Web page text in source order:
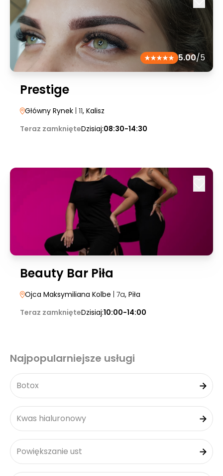
5.00/5
Prestige
Główny Rynek | 11, Kalisz
Teraz zamknięteDzisiaj:08:30-14:30
Beauty Bar Piła
Ojca Maksymiliana Kolbe | 7a, Piła
Teraz zamknięteDzisiaj:10:00-14:00
Najpopularniejsze usługi
Botox
Kwas hialuronowy
Powiększanie ust